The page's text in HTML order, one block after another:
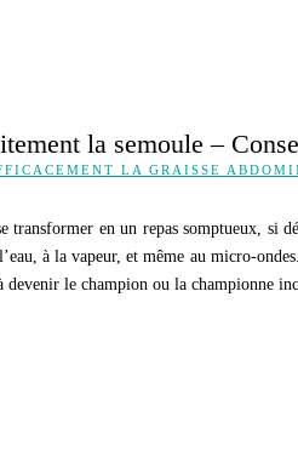
LA GRAISSE
la semoule –
en un repas somptueux,
à la vapeur, et même au micro-
le champion ou la championne